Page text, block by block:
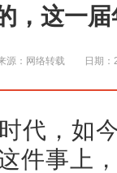
，这一
源：网络转载 日期
代，如
件事上